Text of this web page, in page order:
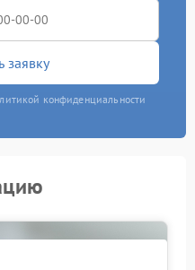
заявку
конфиденциальности